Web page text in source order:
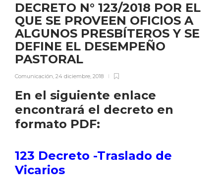
DECRETO N° 123/2018 POR EL
QUE SE PROVEEN OFICIOS A
ALGUNOS PRESBÍTEROS Y SE
DEFINE EL DESEMPEÑO
PASTORAL
Comunicación, 24 diciembre, 2018
En el siguiente enlace
encontrará el decreto en
formato PDF:
123 Decreto -Traslado de
Vicarios